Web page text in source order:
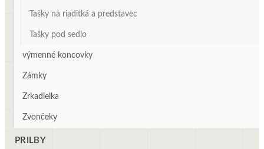
Tašky na riaditká a predstavec
Tašky pod sedlo
výmenné koncovky
Zámky
Zrkadielka
Zvončeky
PRILBY